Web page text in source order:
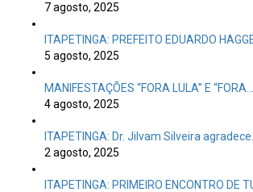
7 agosto, 2025
ITAPETINGA: PREFEITO EDUARDO
5 agosto, 2025
MANIFESTAÇÕES “FORA LULA” E “FORA…
4 agosto, 2025
ITAPETINGA: Dr. Jilvam Silveira agradece…
2 agosto, 2025
ITAPETINGA: PRIMEIRO ENCONTRO DE